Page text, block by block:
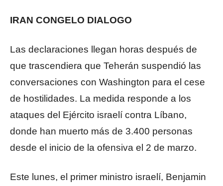
IRAN CONGELO DIALOGO
Las declaraciones llegan horas después de
que trascendiera que Teherán suspendió las
conversaciones con Washington para el cese
de hostilidades. La medida responde a los
ataques del Ejército israelí contra Líbano,
donde han muerto más de 3.400 personas
desde el inicio de la ofensiva el 2 de marzo.
Este lunes, el primer ministro israelí, Benjamin